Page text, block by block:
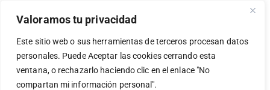
Valoramos tu privacidad
Este sitio web o sus herramientas de terceros procesan datos
personales. Puede Aceptar las cookies cerrando esta
ventana, o rechazarlo haciendo clic en el enlace "No
compartan mi información personal".